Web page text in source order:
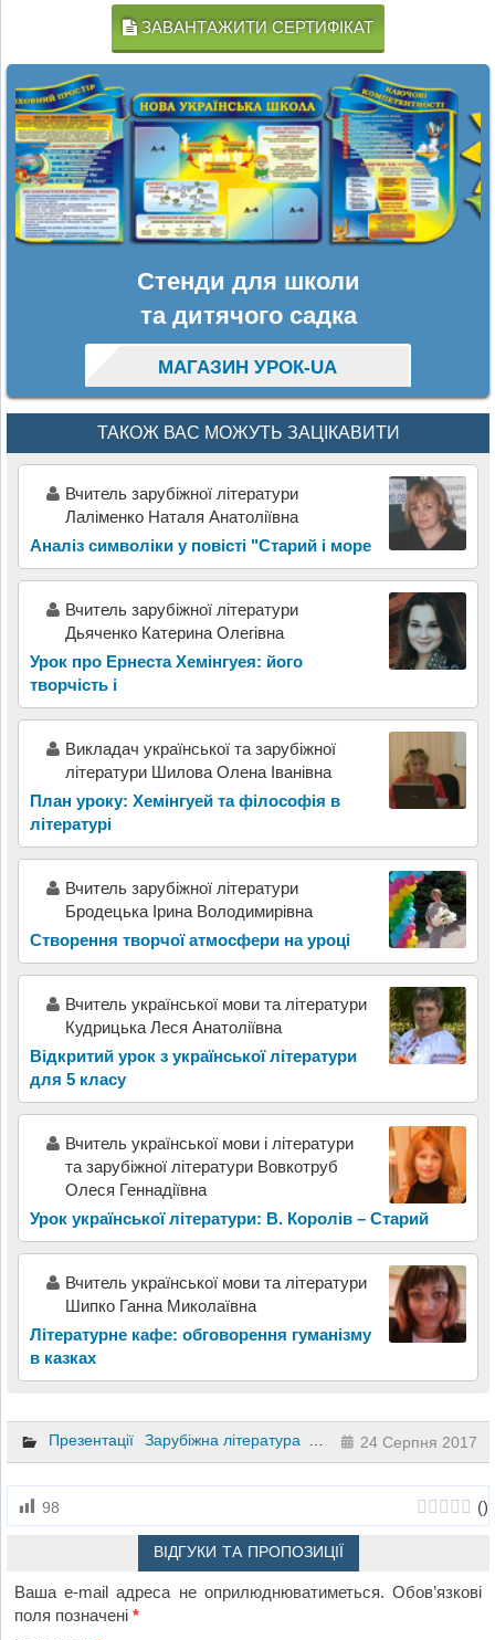
ЗАВАНТАЖИТИ СЕРТИФІКАТ
Стенди для школи
та дитячого садка
МАГАЗИН УРОК-UA
ТАКОЖ ВАС МОЖУТЬ ЗАЦІКАВИТИ
Вчитель зарубіжної літератури
Лаліменко Наталя Анатоліївна
Аналіз символіки у повісті "Старий і море
Вчитель зарубіжної літератури
Дьяченко Катерина Олегівна
Урок про Ернеста Хемінгуея: його
творчість і
Викладач української та зарубіжної
літератури Шилова Олена Іванівна
План уроку: Хемінгуей та філософія в
літературі
Вчитель зарубіжної літератури
Бродецька Ірина Володимирівна
Створення творчої атмосфери на уроці
Вчитель української мови та літератури
Кудрицька Леся Анатоліївна
Відкритий урок з української літератури
для 5 класу
Вчитель української мови і літератури
та зарубіжної літератури Вовкотруб
Олеся Геннадіївна
Урок української літератури: В. Королів – Старий
Вчитель української мови та літератури
Шипко Ганна Миколаївна
Літературне кафе: обговорення гуманізму
в казках
Презентації Зарубіжна література 11 клас24 Серпня 2017
98 ()
ВІДГУКИ ТА ПРОПОЗИЦІЇ
Ваша e-mail адреса не оприлюднюватиметься. Обов’язкові
поля позначені*